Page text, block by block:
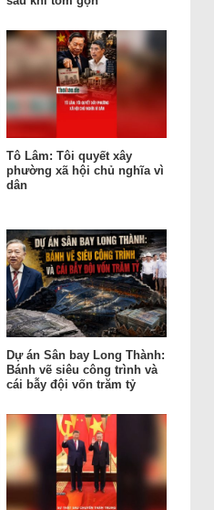
Tô Lâm: Tôi quyết xây
phường xã hội chủ nghĩa vì
dân
Dự án Sân bay Long Thành:
Bánh vẽ siêu công trình và
cái bẫy đội vốn trăm tỷ